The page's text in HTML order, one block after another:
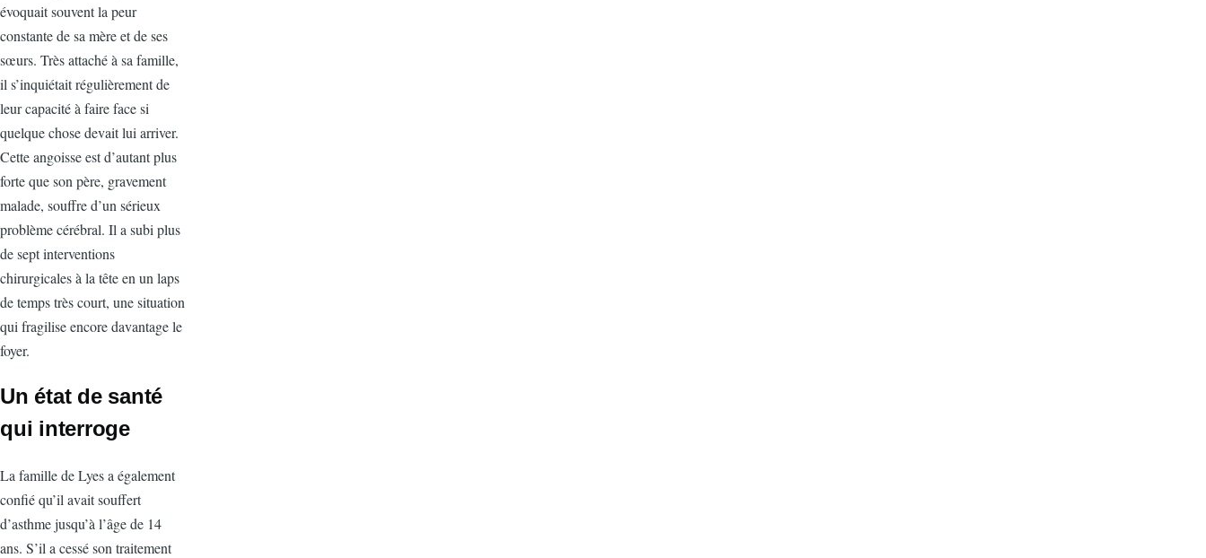
évoquait souvent la peur
constante de sa mère et de ses
sœurs. Très attaché à sa famille,
il s’inquiétait régulièrement de
leur capacité à faire face si
quelque chose devait lui arriver.
Cette angoisse est d’autant plus
forte que son père, gravement
malade, souffre d’un sérieux
problème cérébral. Il a subi plus
de sept interventions
chirurgicales à la tête en un laps
de temps très court, une situation
qui fragilise encore davantage le
foyer.
Un état de santé
qui interroge
La famille de Lyes a également
confié qu’il avait souffert
d’asthme jusqu’à l’âge de 14
ans. S’il a cessé son traitement